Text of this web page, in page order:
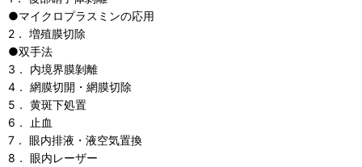
●マイクロプラスミンの応用
2． 増殖膜切除
●双手法
3． 内境界膜剝離
4． 網膜切開・網膜切除
5． 黄斑下処置
6． 止血
7． 眼内排液・液空気置換
8． 眼内レーザー